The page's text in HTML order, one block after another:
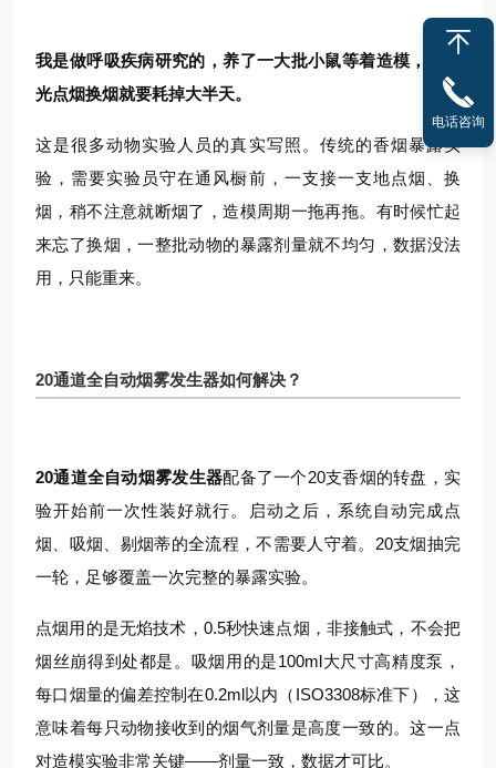
我是做呼吸疾病研究的，养了一大批小鼠等着造模，每天
光点烟换烟就要耗掉大半天。
这是很多动物实验人员的真实写照。传统的香烟暴露实
验，需要实验员守在通风橱前，一支接一支地点烟、换
烟，稍不注意就断烟了，造模周期一拖再拖。有时候忙起
来忘了换烟，一整批动物的暴露剂量就不均匀，数据没法
用，只能重来。
20通道全自动烟雾发生器如何解决？
20通道全自动烟雾发生器配备了一个20支香烟的转盘，实
验开始前一次性装好就行。启动之后，系统自动完成点
烟、吸烟、剔烟蒂的全流程，不需要人守着。20支烟抽完
一轮，足够覆盖一次完整的暴露实验。
点烟用的是无焰技术，0.5秒快速点烟，非接触式，不会把
烟丝崩得到处都是 。吸烟用的是100ml大尺寸高精度泵，
每口烟量的偏差控制在0.2ml以内（ISO3308标准下），这
意味着每只动物接收到的烟气剂量是高度一致的。这一点
对造模实验非常关键——剂量一致，数据才可比。
电话咨询